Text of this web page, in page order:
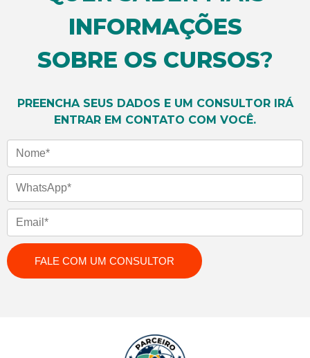
INFORMAÇÕES
SOBRE OS CURSOS?
PREENCHA SEUS DADOS E UM CONSULTOR IRÁ
ENTRAR EM CONTATO COM VOCÊ.
Nome
WhatsApp
Email
FALE COM UM CONSULTOR